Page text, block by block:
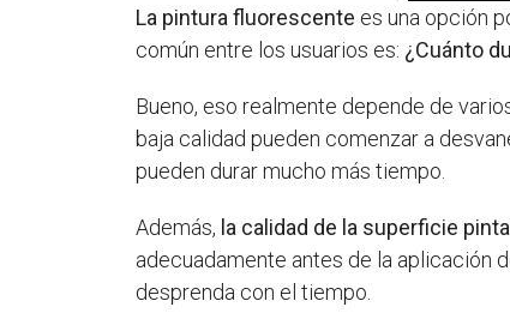
La pintura fluorescente es una opción
común entre los usuarios es: ¿Cuánto
Bueno, eso realmente depende de
baja calidad pueden comenzar a
pueden durar mucho más tiempo.
Además, la calidad de la superficie
adecuadamente antes de la aplicación
desprenda con el tiempo.